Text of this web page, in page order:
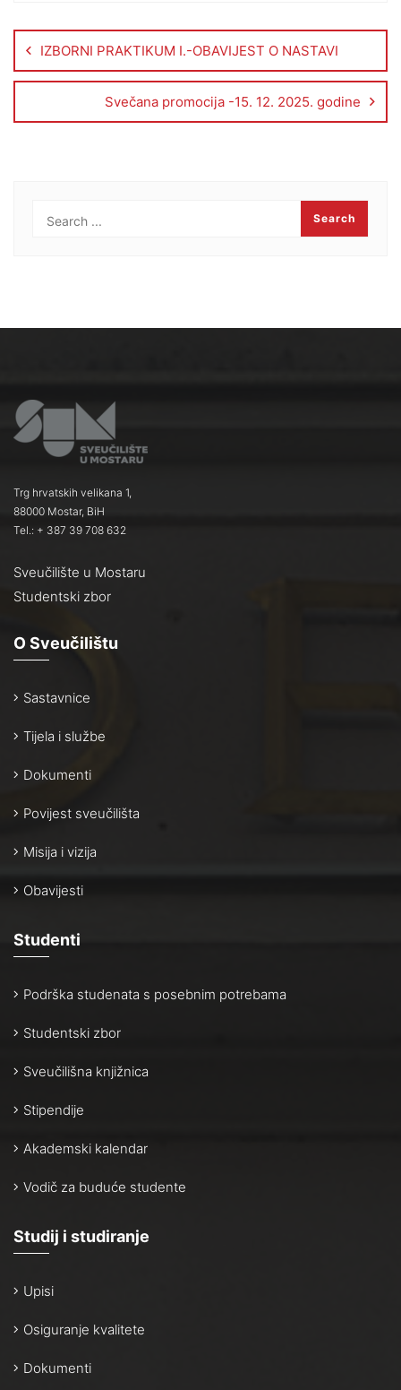
IZBORNI PRAKTIKUM I.-OBAVIJEST O NASTAVI
Svečana promocija -15. 12. 2025. godine
Trg hrvatskih velikana 1,
88000 Mostar, BiH
Tel.: + 387 39 708 632
Sveučilište u Mostaru
Studentski zbor
O Sveučilištu
Sastavnice
Tijela i službe
Dokumenti
Povijest sveučilišta
Misija i vizija
Obavijesti
Studenti
Podrška studenata s posebnim potrebama
Studentski zbor
Sveučilišna knjižnica
Stipendije
Akademski kalendar
Vodič za buduće studente
Studij i studiranje
Upisi
Osiguranje kvalitete
Dokumenti